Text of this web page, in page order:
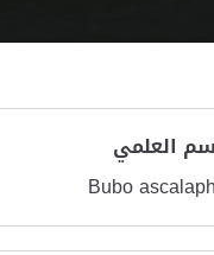
العلمي
Bubo